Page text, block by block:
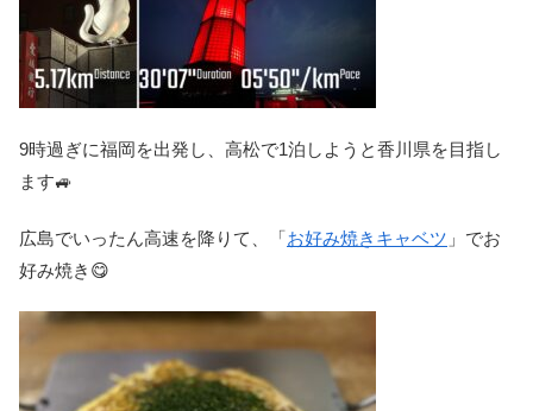
9時過ぎに福岡を出発し、高松で1泊しようと香川県を目指し
ます🚙
広島でいったん高速を降りて、「お好み焼きキャベツ 」でお
好み焼き😋